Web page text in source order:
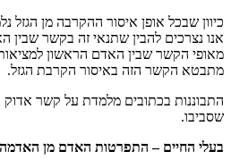
כיוון שבכל אופן איסור ההקרבה מן
אנו נצרכים להבין שתנאי זה בקשר שבין
מאופי הקשר שבין האדם הראשון
מתבטא הקשר הזה באיסור הקרבת הגזל.
התבוננות בכתובים מלמדת על קשר אדוק
שסביבו.
בעלי החיים – התפרטות האדם מן האדמה